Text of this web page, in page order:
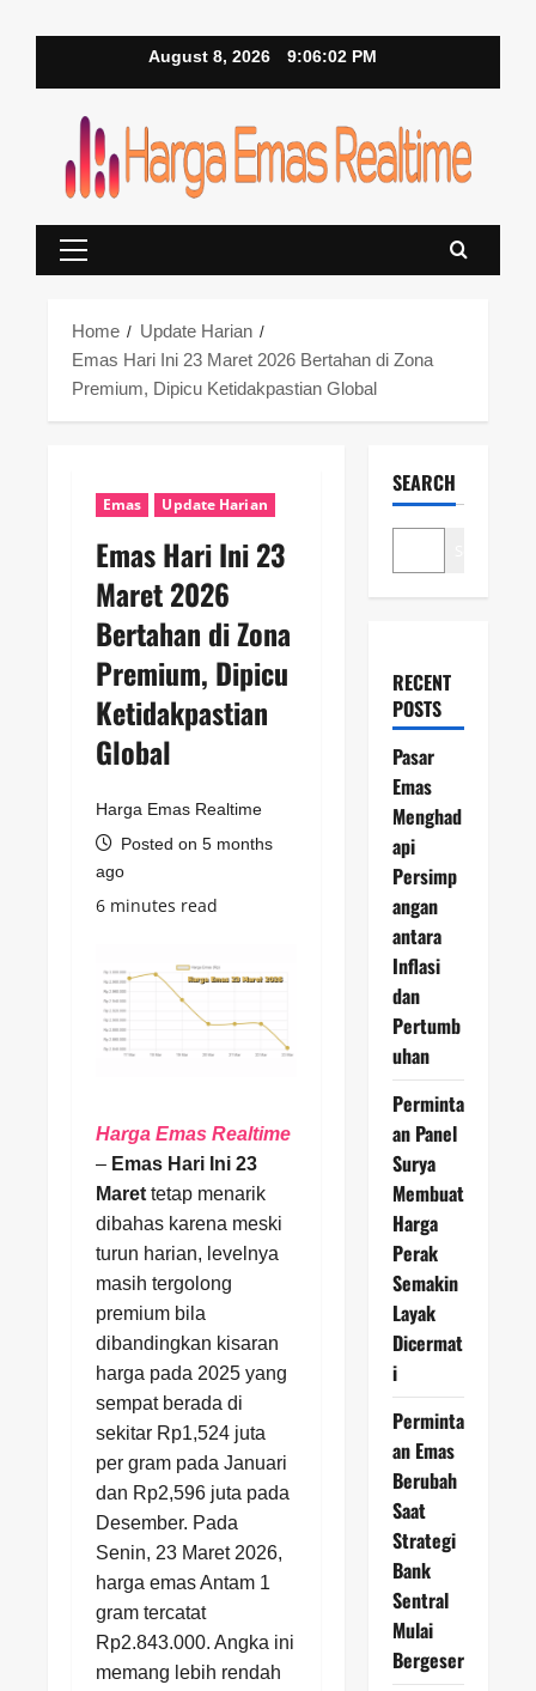
August 8, 2026 9:06:03 PM
Primary
Home
Update Harian
Emas Hari Ini 23 Maret 2026 Bertahan di Zona
Premium, Dipicu Ketidakpastian Global
Emas Update Harian
Emas Hari Ini 23
Maret 2026
Bertahan di Zona
Premium, Dipicu
Ketidakpastian
Global
Harga Emas Realtime
Posted on 5 months
ago
6 minutes read
Harga Emas Realtime
– Emas Hari Ini 23
Maret tetap menarik
dibahas karena meski
turun harian, levelnya
masih tergolong
premium bila
dibandingkan kisaran
harga pada 2025 yang
sempat berada di
sekitar Rp1,524 juta
per gram pada Januari
dan Rp2,596 juta pada
Desember. Pada
Senin, 23 Maret 2026,
harga emas Antam 1
gram tercatat
Rp2.843.000. Angka ini
memang lebih rendah
SEARCH
RECENT
POSTS
Pasar
Emas
Menghad
api
Persimp
angan
antara
Inflasi
dan
Pertumb
uhan
Perminta
an Panel
Surya
Membuat
Harga
Perak
Semakin
Layak
Dicermat
i
Perminta
an Emas
Berubah
Saat
Strategi
Bank
Sentral
Mulai
Bergeser